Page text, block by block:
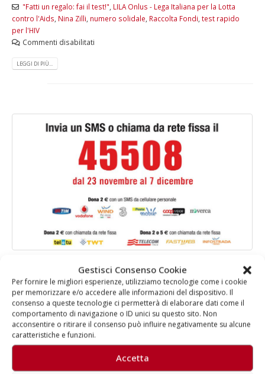
Gestisci Consenso Cookie
Per fornire le migliori esperienze, utilizziamo tecnologie come i cookie
per memorizzare e/o accedere alle informazioni del dispositivo. Il
consenso a queste tecnologie ci permetterà di elaborare dati come il
comportamento di navigazione o ID unici su questo sito. Non
acconsentire o ritirare il consenso può influire negativamente su alcune
caratteristiche e funzioni.
Accetta
"Fatti un regalo: fai il test!" LILA Onlus - Lega Italiana per la Lotta
contro l'Aids Nina Zilli numero solidale Raccolta Fondi test rapido
per l'HIV
Commenti disabilitati
LEGGI DI PIÙ...
Dal 23 novembre al 7 dicembre 2014 –
Insieme a LILA contro l’HIV
Campagna con SMS solidale per “Progetto DONNA - prevenzione al
femminile” A causa di una serie fattori biologici, sociali e culturali a
donne. Per informarle, LILA Onlus - Lega Italiana per la Lotta contro